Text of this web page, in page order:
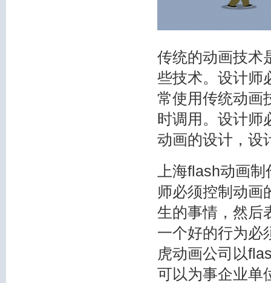
传统的动画技术
些技术。设计师
常使用传统动画
时调用。设计师
动画的设计，设
上海flash动画
师必须控制动画
生的事情，然后
一个好的行为必
虎动画公司以
可以为事企业单